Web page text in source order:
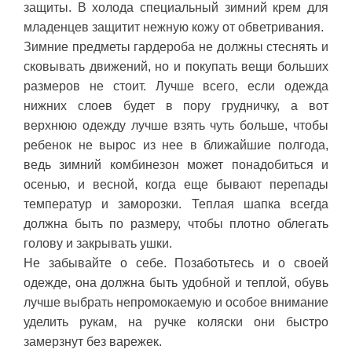
защиты. В холода специальный зимний крем для
младенцев защитит нежную кожу от обветривания.
Зимние предметы гардероба не должны стеснять и
сковывать движений, но и покупать вещи больших
размеров не стоит. Лучше всего, если одежда
нижних слоев будет в пору грудничку, а вот
верхнюю одежду лучше взять чуть больше, чтобы
ребенок не вырос из нее в ближайшие полгода,
ведь зимний комбинезон может понадобиться и
осенью, и весной, когда еще бывают перепады
температур и заморозки. Теплая шапка всегда
должна быть по размеру, чтобы плотно облегать
голову и закрывать ушки.
Не забывайте о себе. Позаботьтесь и о своей
одежде, она должна быть удобной и теплой, обувь
лучше выбрать непромокаемую и особое внимание
уделить рукам, на ручке коляски они быстро
замерзнут без варежек.